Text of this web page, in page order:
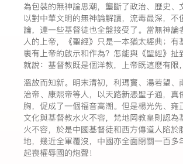
為包裝的無神論思潮，壟斷了政治、歷史、
以對中華文明的無神論解讀，流毒最深，不
論，連一些基督徒也全盤接受了。當無神論
人的上帝，《聖經》只是一本猶太經典；有
裏有上帝的啟示和作為？怎能與《聖經》扯
就說：基督教既是個洋教，上帝既這麽有限
溫故而知新。明末清初，利瑪竇、湯若望、
治帝、康熙帝等人，以天路新憑聖子通，真
胸，促成了一個福音高潮。但是楊光先、雍
文化與基督教水火不容，梵地岡教皇則認為
火不容，於是中國基督徒和西方傳道人陷於
地，幾近全軍覆沒，中國亦全面閉關一百多
起喪權辱國的炮聲！